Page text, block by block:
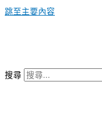
跳至主要內容
搜尋